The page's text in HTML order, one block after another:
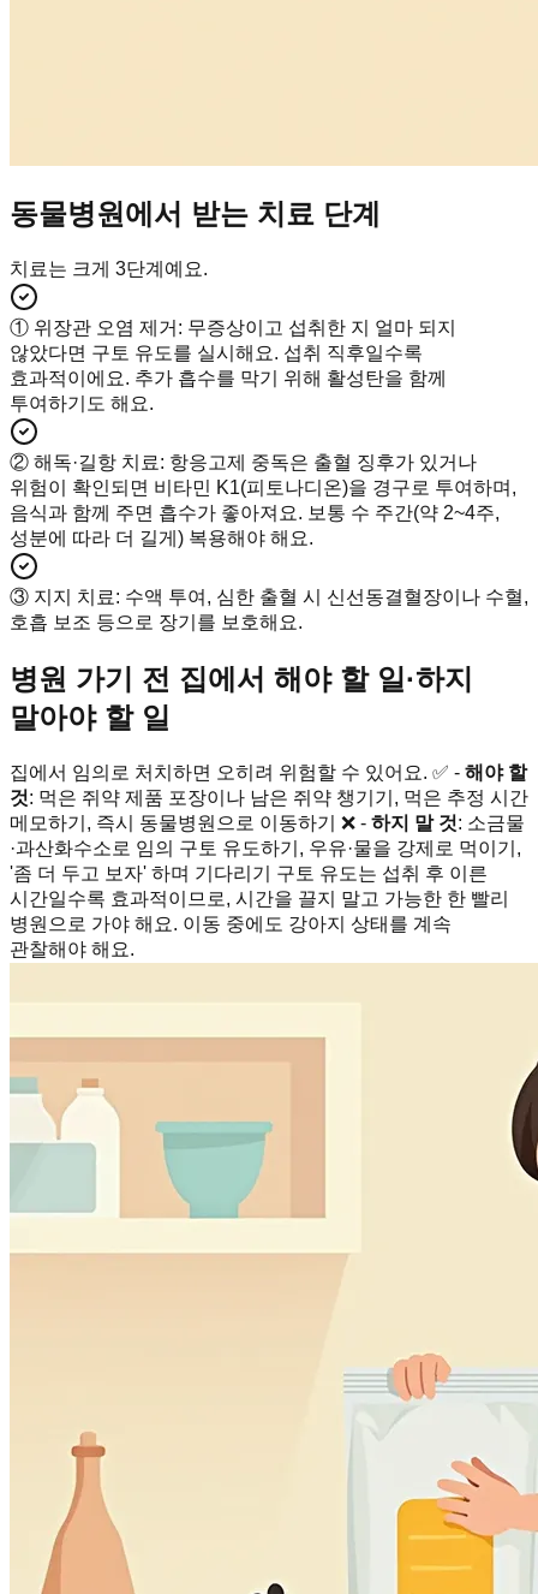
동물병원에서 받는 치료 단계
치료는 크게 3단계예요.
① 위장관 오염 제거 : 무증상이고 섭취한 지 얼마 되지
않았다면 구토 유도를 실시해요. 섭취 직후일수록
효과적이에요. 추가 흡수를 막기 위해 활성탄을 함께
투여하기도 해요.
② 해독·길항 치료: 항응고제 중독은 출혈 징후가 있거나
위험이 확인되면 비타민 K1(피토나디온)을 경구로 투여하며,
음식과 함께 주면 흡수가 좋아져요. 보통 수 주간(약 2~4주,
성분에 따라 더 길게) 복용해야 해요.
③ 지지 치료: 수액 투여, 심한 출혈 시 신선동결혈장이나 수혈,
호흡 보조 등으로 장기를 보호해요.
병원 가기 전 집에서 해야 할 일·하지
말아야 할 일
집에서 임의로 처치하면 오히려 위험할 수 있어요. ✅ - 해야 할
것: 먹은 쥐약 제품 포장이나 남은 쥐약 챙기기, 먹은 추정 시간
메모하기, 즉시 동물병원으로 이동하기 ❌ - 하지 말 것: 소금물
·과산화수소로 임의 구토 유도하기, 우유·물을 강제로 먹이기,
'좀 더 두고 보자' 하며 기다리기 구토 유도는 섭취 후 이른
시간일수록 효과적이므로, 시간을 끌지 말고 가능한 한 빨리
병원으로 가야 해요. 이동 중에도 강아지 상태를 계속
관찰해야 해요.